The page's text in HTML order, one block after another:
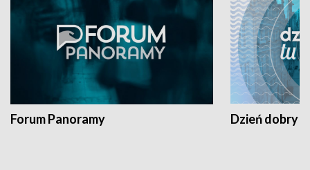
Forum Panoramy Dzień dobry